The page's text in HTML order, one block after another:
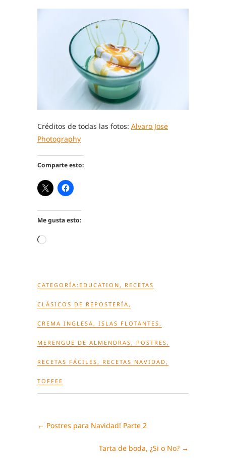
Créditos de todas las fotos: Alvaro Jose
Photography
Comparte esto:
Me gusta esto:
Cargando...
CATEGORÍA: EDUCATION , RECETAS
CLÁSICOS DE REPOSTERÍA ,
CREMA INGLESA , ISLAS FLOTANTES ,
MERENGUE DE ALMENDRAS , POSTRES ,
RECETAS FÁCILES , RECETAS NAVIDAD ,
TOFFEE
← Postres para Navidad! Parte 2
Tarta de boda, ¿Si o No? →